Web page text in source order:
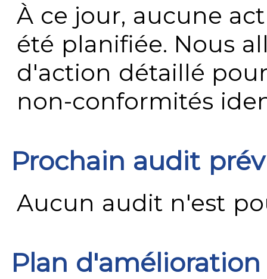
À ce jour, aucune
été planifiée. Nous
d'action détaillé
non-conformités
Prochain audit
Aucun audit n'est
Plan